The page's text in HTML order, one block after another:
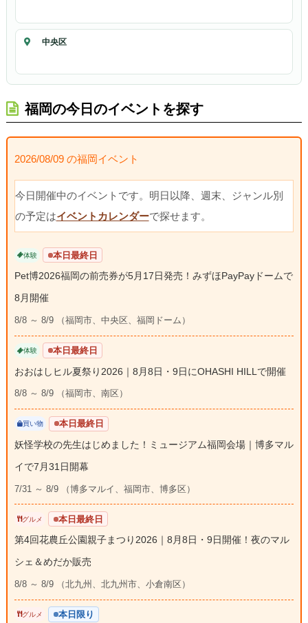
中央区
福岡の今日のイベントを探す
2026/08/09 の福岡イベント
今日開催中のイベントです。明日以降、週末、ジャンル別
の予定はイベントカレンダーで探せます。
体験 本日最終日
Pet博2026福岡の前売券が5月17日発売！みずほPayPayドームで
8月開催
8/8 ～ 8/9 （福岡市、中央区、福岡ドーム）
体験 本日最終日
おおはしヒル夏祭り2026｜8月8日・9日にOHASHI HILLで開催
8/8 ～ 8/9 （福岡市、南区）
買い物 本日最終日
妖怪学校の先生はじめました！ミュージアム福岡会場｜博多マル
イで7月31日開幕
7/31 ～ 8/9 （博多マルイ、福岡市、博多区）
グルメ 本日最終日
第4回花農丘公園親子まつり2026｜8月8日・9日開催！夜のマル
シェ＆めだか販売
8/8 ～ 8/9 （北九州、北九州市、小倉南区）
グルメ 本日限り